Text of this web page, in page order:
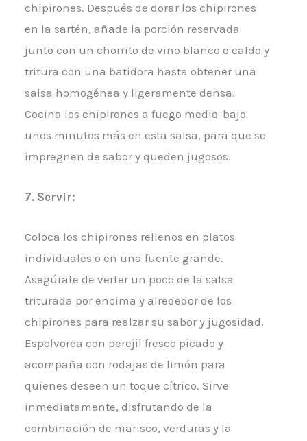
chipirones. Después de dorar los chipirones
en la sartén, añade la porción reservada
junto con un chorrito de vino blanco o caldo y
tritura con una batidora hasta obtener una
salsa homogénea y ligeramente densa.
Cocina los chipirones a fuego medio-bajo
unos minutos más en esta salsa, para que se
impregnen de sabor y queden jugosos.
7. Servir:
Coloca los chipirones rellenos en platos
individuales o en una fuente grande.
Asegúrate de verter un poco de la salsa
triturada por encima y alrededor de los
chipirones para realzar su sabor y jugosidad.
Espolvorea con perejil fresco picado y
acompaña con rodajas de limón para
quienes deseen un toque cítrico. Sirve
inmediatamente, disfrutando de la
combinación de marisco, verduras y la